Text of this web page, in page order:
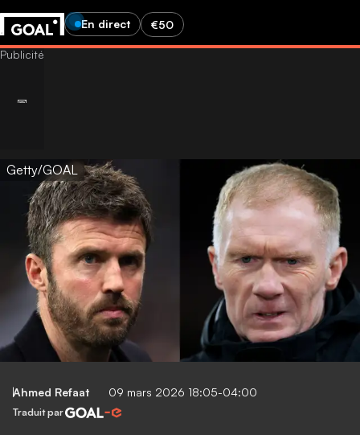
En direct €50
Getty/GOAL
Ahmed Refaat 09 mars 2026 18:05-04:00
Traduit par